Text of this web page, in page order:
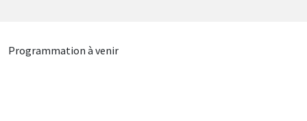
Programmation à venir